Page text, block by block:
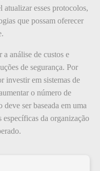
atualizar esses protocolos,
que possam oferecer
análise de custos e
de segurança. Por
investir em sistemas de
o número de
deve ser baseada em uma
específicas da organização